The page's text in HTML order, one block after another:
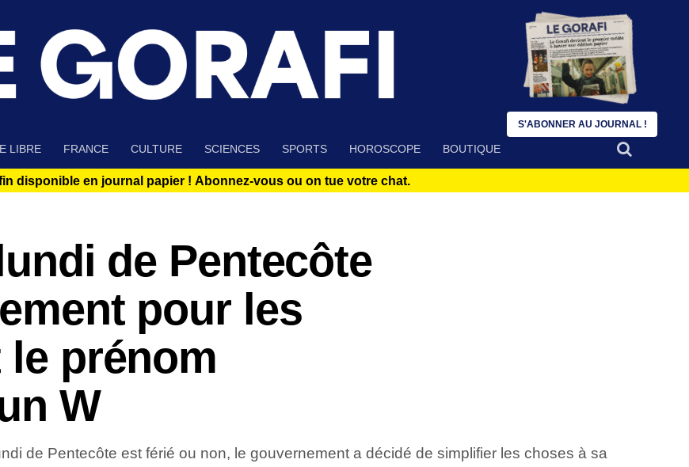
LIBRE FRANCE CULTURE SCIENCES SPORTS HOROSCOPE BOUTIQUE
disponible en journal papier ! Abonnez-vous ou on tue votre chat.
de Pentecôte
pour les
prénom
W
de Pentecôte est férié ou non, le gouvernement a décidé de simplifier les choses à sa
S'ABONNER AU JOURNAL !